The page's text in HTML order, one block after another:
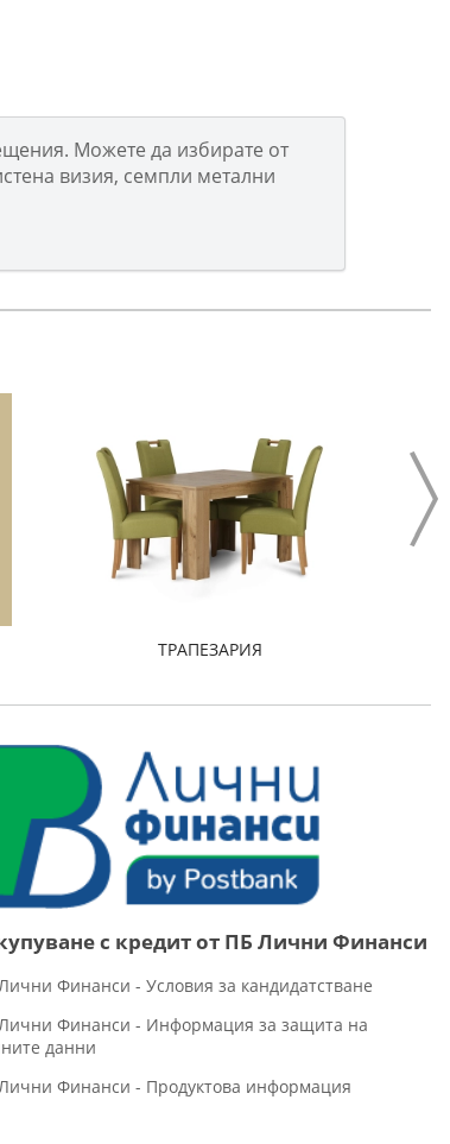
Можете да избирате от
визия, семпли метални
ТРАПЕЗАРИЯ
с кредит от ПБ Лични Финанси
Финанси - Условия за кандидатстване
Финанси - Информация за защита на
данни
Финанси - Продуктова информация